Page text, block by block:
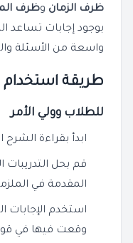
ظرف الزمان وظرف
بوجود إجابات تساعد
واسعة من الأسئلة
طريقة
للطلاب وولي الأمر
ابدأ بقراءة
قم بحل التدريبات
المقدمة في
استخدم الإجابات
وقعت فيها في